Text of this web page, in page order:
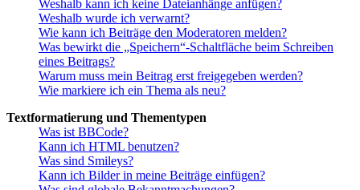
Weshalb kann ich keine Dateianhänge anfügen?
Weshalb wurde ich verwarnt?
Wie kann ich Beiträge den Moderatoren melden?
Was bewirkt die „Speichern“-Schaltfläche beim Schreiben
eines Beitrags?
Warum muss mein Beitrag erst freigegeben werden?
Wie markiere ich ein Thema als neu?
Textformatierung und Thementypen
Was ist BBCode?
Kann ich HTML benutzen?
Was sind Smileys?
Kann ich Bilder in meine Beiträge einfügen?